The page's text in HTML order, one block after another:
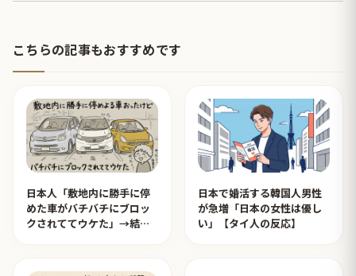
こちらの記事もおすすめです
日本人「敷地内に勝手に停
めた車がバチバチにブロッ
クされててウケた」→結末
日本で婚活する韓国人男性
が急増「日本の女性は優し
い」【タイ人の反応】